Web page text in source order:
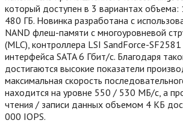
который доступен в 3 вариантах объема:
480 ГБ. Новинка разработана с
NAND флеш-памяти с многоуровневой
(MLC), контроллера LSI SandForce-
интерфейса SATA 6 Гбит/с. Благодаря
достигаются высокие показатели
максимальная скорость
находится на уровне 550 / 530 МБ/с, а
чтения / записи данных объемом 4 КБ
000 IOPS.